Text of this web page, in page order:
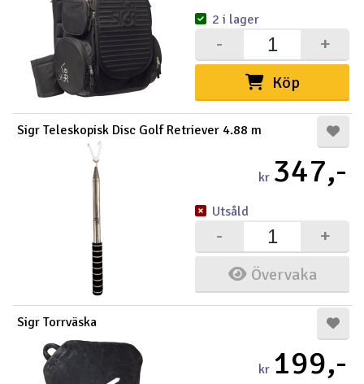
Köp
+
-
2 i lager
Sigr Teleskopisk Disc Golf Retriever 4.88 m
kr 347,-
Övervaka
+
-
Utsåld
Sigr Torrväska
kr 199,-